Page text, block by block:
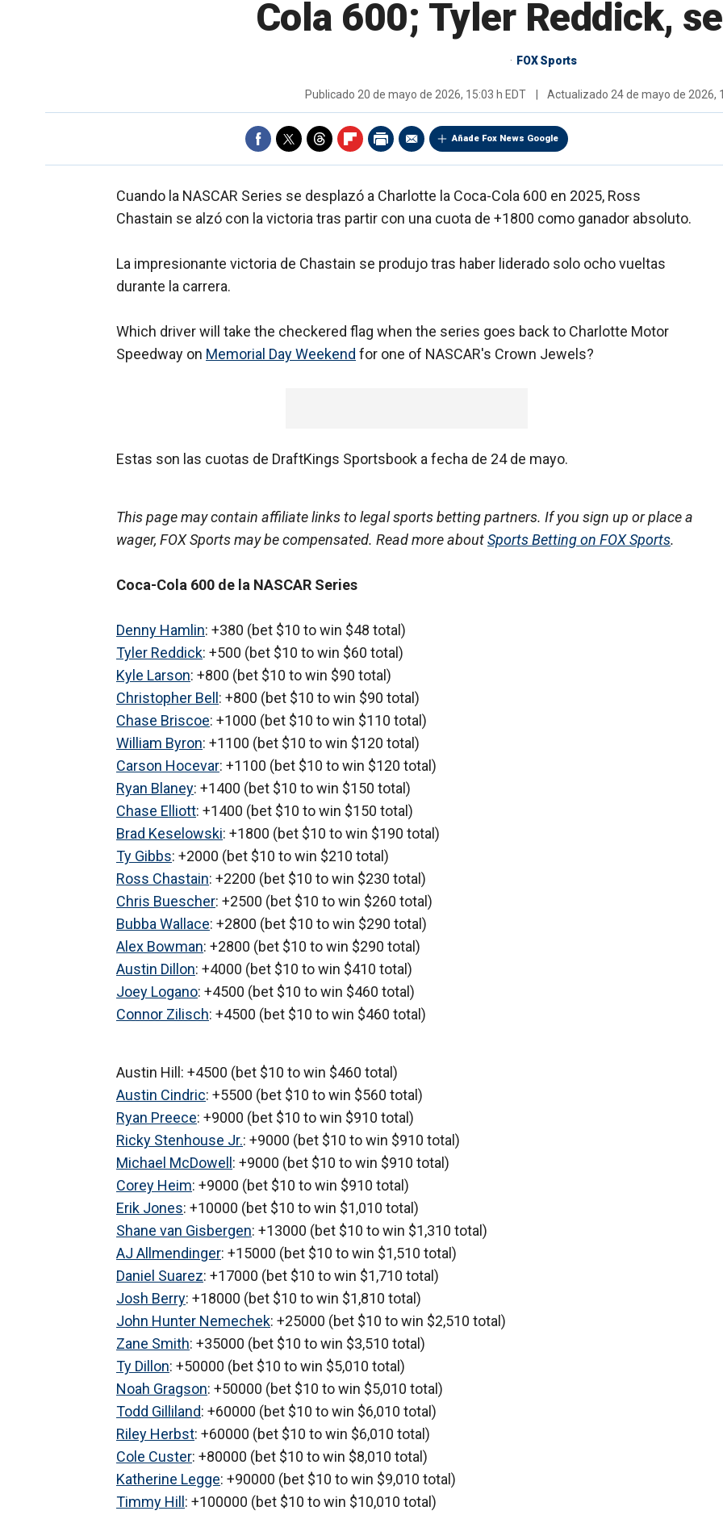
Cola 600; Tyler Reddick,
FOX Sports
Publicado 20 de mayo de 2026, 15:03 h EDT Actualizado 24 de mayo de 2026,
Añade Fox News Google
Cuando la NASCAR Series se desplazó a Charlotte la Coca-Cola 600 en 2025, Ross
Chastain se alzó con la victoria tras partir con una cuota de +1800 como ganador absoluto.
La impresionante victoria de Chastain se produjo tras haber liderado solo ocho vueltas
durante la carrera.
Which driver will take the checkered flag when the series goes back to Charlotte Motor
Speedway on Memorial Day Weekend for one of NASCAR's Crown Jewels?
Estas son las cuotas de DraftKings Sportsbook a fecha de 24 de mayo.
This page may contain affiliate links to legal sports betting partners. If you sign up or place a
wager, FOX Sports may be compensated. Read more aboutSports Betting on FOX Sports.
Coca-Cola 600 de la NASCAR Series
Denny Hamlin: +380 (bet $10 to win $48 total)
Tyler Reddick: +500 (bet $10 to win $60 total)
Kyle Larson: +800 (bet $10 to win $90 total)
Christopher Bell : +800 (bet $10 to win $90 total)
Chase Briscoe: +1000 (bet $10 to win $110 total)
William Byron: +1100 (bet $10 to win $120 total)
Carson Hocevar: +1100 (bet $10 to win $120 total)
Ryan Blaney: +1400 (bet $10 to win $150 total)
Chase Elliott: +1400 (bet $10 to win $150 total)
Brad Keselowski: +1800 (bet $10 to win $190 total)
Ty Gibbs: +2000 (bet $10 to win $210 total)
Ross Chastain: +2200 (bet $10 to win $230 total)
Chris Buescher: +2500 (bet $10 to win $260 total)
Bubba Wallace: +2800 (bet $10 to win $290 total)
Alex Bowman: +2800 (bet $10 to win $290 total)
Austin Dillon: +4000 (bet $10 to win $410 total)
Joey Logano: +4500 (bet $10 to win $460 total)
Connor Zilisch: +4500 (bet $10 to win $460 total)
Austin Hill: +4500 (bet $10 to win $460 total)
Austin Cindric: +5500 (bet $10 to win $560 total)
Ryan Preece: +9000 (bet $10 to win $910 total)
Ricky Stenhouse Jr.: +9000 (bet $10 to win $910 total)
Michael McDowell : +9000 (bet $10 to win $910 total)
Corey Heim: +9000 (bet $10 to win $910 total)
Erik Jones: +10000 (bet $10 to win $1,010 total)
Shane van Gisbergen: +13000 (bet $10 to win $1,310 total)
AJ Allmendinger: +15000 (bet $10 to win $1,510 total)
Daniel Suarez: +17000 (bet $10 to win $1,710 total)
Josh Berry: +18000 (bet $10 to win $1,810 total)
John Hunter Nemechek: +25000 (bet $10 to win $2,510 total)
Zane Smith: +35000 (bet $10 to win $3,510 total)
Ty Dillon: +50000 (bet $10 to win $5,010 total)
Noah Gragson: +50000 (bet $10 to win $5,010 total)
Todd Gilliland: +60000 (bet $10 to win $6,010 total)
Riley Herbst: +60000 (bet $10 to win $6,010 total)
Cole Custer: +80000 (bet $10 to win $8,010 total)
Katherine Legge: +90000 (bet $10 to win $9,010 total)
Timmy Hill : +100000 (bet $10 to win $10,010 total)